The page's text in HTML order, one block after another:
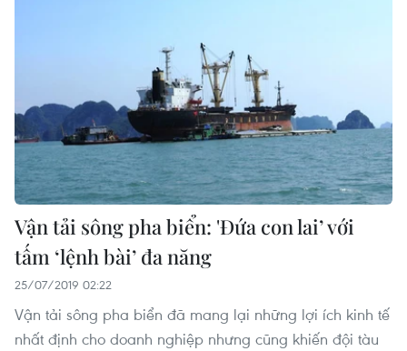
Vận tải sông pha biển: 'Đứa con lai’ với
tấm ‘lệnh bài’ đa năng
25/07/2019 02:22
Vận tải sông pha biển đã mang lại những lợi ích kinh tế
nhất định cho doanh nghiệp nhưng cũng khiến đội tàu